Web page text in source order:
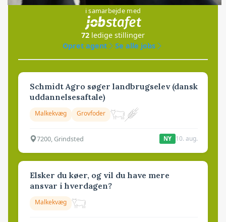
i samarbejde med
72 ledige stillinger
Opret agent
Se alle jobs
Schmidt Agro søger landbrugselev (dansk
uddannelsesaftale)
Malkekvæg Grovfoder
7200, Grindsted NY 10. aug.
Elsker du køer, og vil du have mere
ansvar i hverdagen?
Malkekvæg